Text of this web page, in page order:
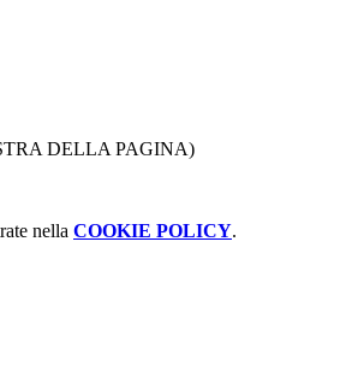
DELLA PAGINA)
nella COOKIE POLICY.